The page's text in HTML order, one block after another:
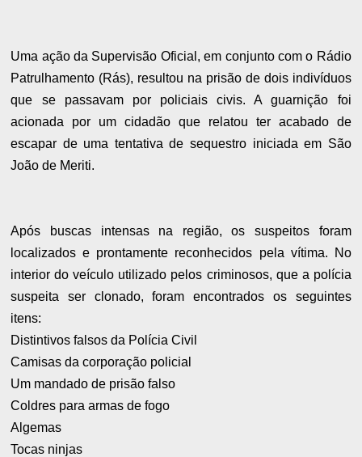
Uma ação da Supervisão Oficial, em conjunto com o Rádio
Patrulhamento (Rás), resultou na prisão de dois indivíduos
que se passavam por policiais civis. A guarnição foi
acionada por um cidadão que relatou ter acabado de
escapar de uma tentativa de sequestro iniciada em São
João de Meriti.
Após buscas intensas na região, os suspeitos foram
localizados e prontamente reconhecidos pela vítima. No
interior do veículo utilizado pelos criminosos, que a polícia
suspeita ser clonado, foram encontrados os seguintes
itens:
Distintivos falsos da Polícia Civil
Camisas da corporação policial
Um mandado de prisão falso
Coldres para armas de fogo
Algemas
Tocas ninjas